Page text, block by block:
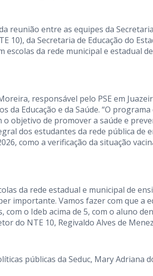
reunião entre as equipes da
10), da Secretaria de Educação do
da rede municipal e estadual
responsável pelo PSE em
Educação e da Saúde. “O
objetivo de promover a saúde e
dos estudantes da rede pública de
como a verificação da situação
da rede estadual e municipal de
importante. Vamos fazer com que a
o Ideb acima de 5, com o aluno
do NTE 10, Regivaldo Alves de
públicas da Seduc, Mary Adriana